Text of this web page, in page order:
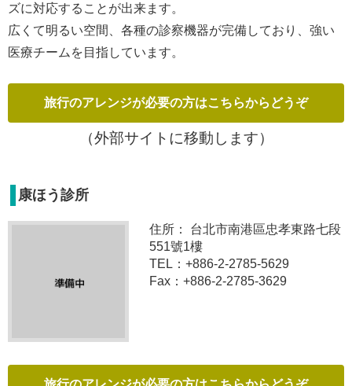
ズに対応することが出来ます。
広くて明るい空間、各種の診察機器が完備しており、強い
医療チームを目指しています。
（外部サイトに移動します）
康ほう診所
住所： 台北市南港區忠孝東路七段
551號1樓
TEL：+886-2-2785-5629
Fax：+886-2-2785-3629